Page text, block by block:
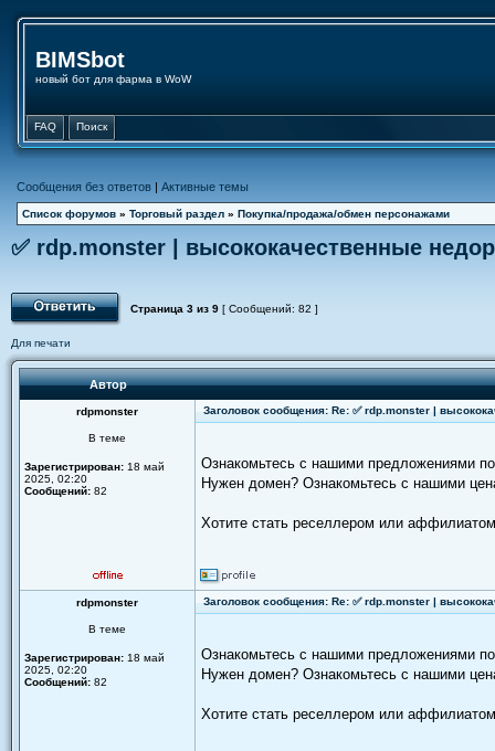
BIMSbot
новый бот для фарма в WoW
FAQ Поиск
Сообщения без ответов | Активные темы
Список форумов » Торговый раздел » Покупка/продажа/обмен персонажами
✅ rdp.monster | высококачественные
Страница 3 из 9 [ Сообщений: 82 ]
Для печати
Автор
rdpmonster Заголовок сообщения: Re: ✅ rdp.monster |
В теме
Зарегистрирован: 18 май
2025, 02:20
Сообщений: 82
Ознакомьтесь с нашими предложениями
Нужен домен? Ознакомьтесь с нашими
Хотите стать реселлером или
rdpmonster Заголовок сообщения: Re: ✅ rdp.monster |
В теме
Зарегистрирован: 18 май
2025, 02:20
Сообщений: 82
Ознакомьтесь с нашими предложениями
Нужен домен? Ознакомьтесь с нашими
Хотите стать реселлером или